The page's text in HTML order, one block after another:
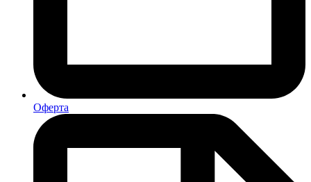
Оферта